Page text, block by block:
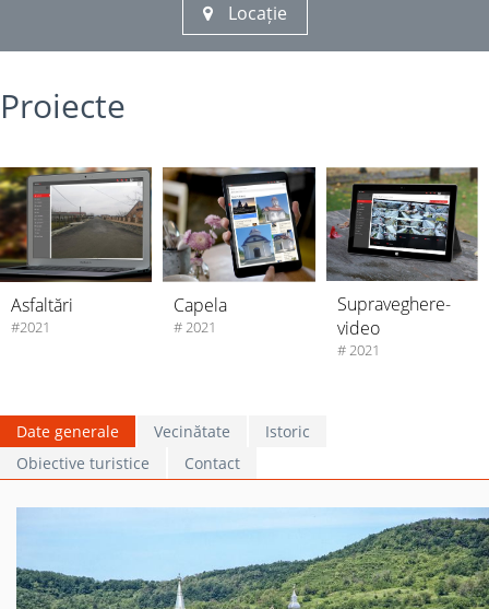
Locație
Proiecte
Asfaltări
#2021
Capela
# 2021
Supraveghere-
video
# 2021
Date generale Vecinătate
Istoric
Obiective turistice
Contact